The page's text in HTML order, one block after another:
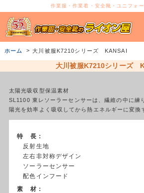
作業服・作業着・安全靴・ユニフォ
ホーム 大川被服K7210シリーズ KANSAI
大川被服K7210シリーズ
太陽光吸収型保温素材
SL1100 東レソーラーセンサーは、繊維の中に練
陽光を効率よく吸収してから熱エネルギーに変換
特 長：
反射生地
左右非対称デザイン
ソーラーセンサー
配色インフード
素 材：